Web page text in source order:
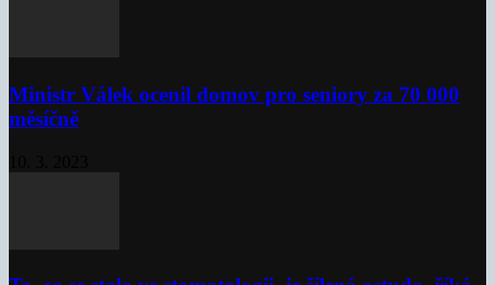
Ministr Válek ocenil domov pro seniory za 70 000
měsíčně